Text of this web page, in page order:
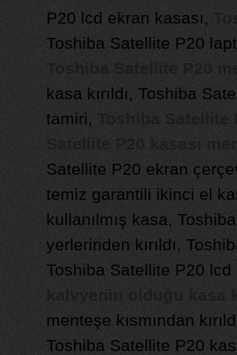
P20 lcd ekran kasası,
Toshiba Satellite P20
kasa kırıldı, Toshiba
tamiri,
Satellite P20 ekran
temiz garantili ikinci el
kullanılmış kasa,
yerlerinden kırıldı,
Toshiba Satellite P20
menteşe kısmından
Toshiba Satellite P20